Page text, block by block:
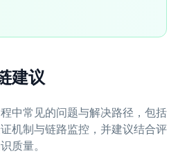
建议
中常见的问题与解决路径，包括
机制与链路监控，并建议结合评
质量。